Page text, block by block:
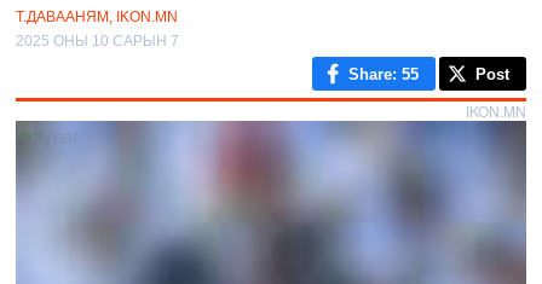
Т.ДАВААНЯМ, IKON.MN
2025 ОНЫ 10 САРЫН 7
Share: 55 Post
IKON.MN